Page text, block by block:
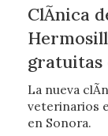
ClÃ­nica
gratuitas
La nueva
veterinarios
en Sonora.